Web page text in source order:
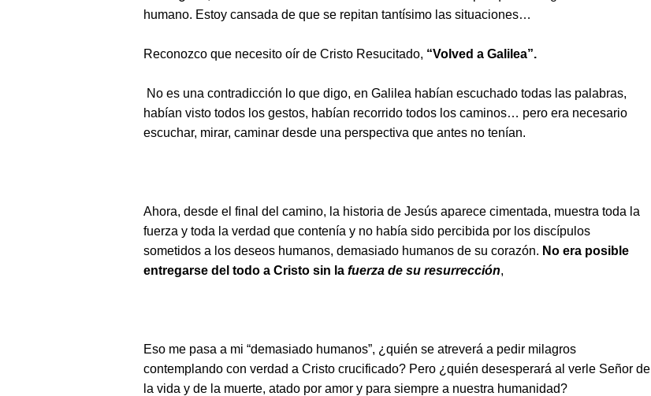
humano. Estoy cansada de que se repitan tantísimo las situaciones…
Reconozco que necesito oír de Cristo Resucitado, “Volved a Galilea”.
No es una contradicción lo que digo, en Galilea habían escuchado todas las palabras,
habían visto todos los gestos, habían recorrido todos los caminos… pero era necesario
escuchar, mirar, caminar desde una perspectiva que antes no tenían.
Ahora, desde el final del camino, la historia de Jesús aparece cimentada, muestra toda la
fuerza y toda la verdad que contenía y no había sido percibida por los discípulos
sometidos a los deseos humanos, demasiado humanos de su corazón. No era posible
entregarse del todo a Cristo sin la fuerza de su resurrección,
Eso me pasa a mi “demasiado humanos”, ¿quién se atreverá a pedir milagros
contemplando con verdad a Cristo crucificado? Pero ¿quién desesperará al verle Señor de
la vida y de la muerte, atado por amor y para siempre a nuestra humanidad?